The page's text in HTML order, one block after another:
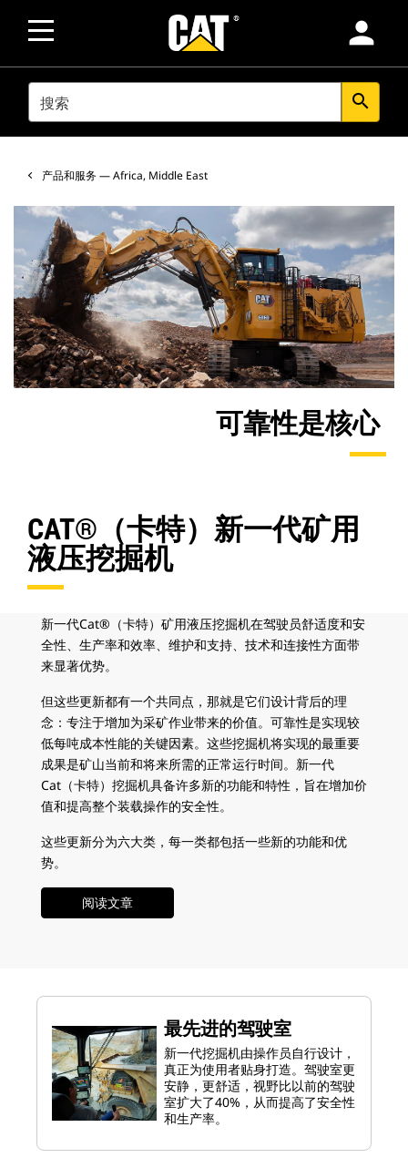
person
SEARCH search
产品和服务 — Africa, Middle East
可靠性是核心
CAT®（卡特）新一代矿用
液压挖掘机
新一代Cat®（卡特）矿用液压挖掘机在驾驶员舒适度和安
全性、生产率和效率、维护和支持、技术和连接性方面带
来显著优势。
但这些更新都有一个共同点，那就是它们设计背后的理
念：专注于增加为采矿作业带来的价值。可靠性是实现较
低每吨成本性能的关键因素。这些挖掘机将实现的最重要
成果是矿山当前和将来所需的正常运行时间。新一代
Cat（卡特）挖掘机具备许多新的功能和特性，旨在增加价
值和提高整个装载操作的安全性。
这些更新分为六大类，每一类都包括一些新的功能和优
势。
阅读文章
最先进的驾驶室
新一代挖掘机由操作员自行设计，
真正为使用者贴身打造。驾驶室更
安静，更舒适，视野比以前的驾驶
室扩大了40%，从而提高了安全性
和生产率。